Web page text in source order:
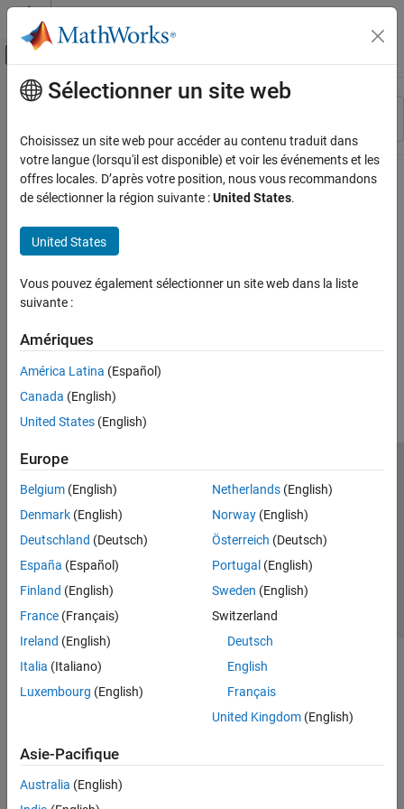
Passer au contenu
Activer/désactiver l'affichage du menu
Ressource
Contenu principal
Sélectionner un site web
Choisissez un site web pour accéder au contenu traduit dans
votre langue (lorsqu'il est disponible) et voir les événements et les
offres locales. D’après votre position, nous vous recommandons
de sélectionner la région suivante :United States.
United States
Vous pouvez également sélectionner un site web dans la liste
suivante :
Amériques
América Latina (Español)
Canada (English)
United States (English)
Europe
Belgium (English)
Denmark (English)
Deutschland (Deutsch)
España (Español)
Finland (English)
France (Français)
Ireland (English)
Italia (Italiano)
Luxembourg (English)
Netherlands(English)
Norway(English)
Österreich (Deutsch)
Portugal (English)
Sweden (English)
Switzerland
Deutsch
English
Français
United Kingdom(English)
Asie-Pacifique
Australia (English)
Lutte anti-piratage
Contacts locaux
© 1994-2026 The MathWorks, Inc.